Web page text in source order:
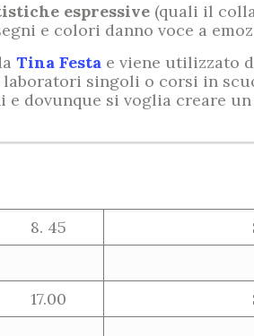
espressive (quali il
e colori danno voce a
Tina Festa e viene utilizzato
singoli o corsi in
dovunque si voglia creare
8. 45
17.00